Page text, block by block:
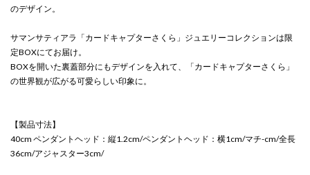
のデザイン。
サマンサティアラ「カードキャプターさくら」ジュエリーコレクションは限
定BOXにてお届け。
BOXを開いた裏蓋部分にもデザインを入れて、「カードキャプターさくら」
の世界観が広がる可愛らしい印象に。
【製品寸法】
40cm ペンダントヘッド：縦1.2cm/ペンダントヘッド：横1cm/マチ-cm/全長
36cm/アジャスター3cm/